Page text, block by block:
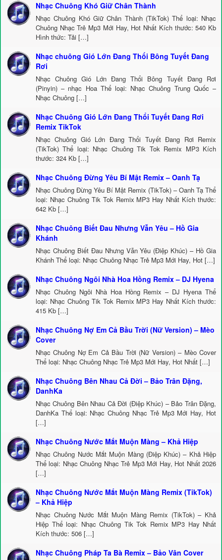
Nhạc Chuông Khó Giữ Chân Thành
Nhạc Chuông Khó Giữ Chân Thành (TikTok) Thể loại: Nhạc
Chuông Nhạc Trẻ Mp3 Mới Hay, Hot Nhất Kích thước: 540 Kb
Hình thức: Tải […]
Nhạc chuông Gió Lớn Đang Thổi Bông Tuyết Đang
Rơi
Nhạc Chuông Gió Lớn Đang Thổi Bông Tuyết Đang Rơi
(Pinyin) – nhạc Hoa Thể loại: Nhạc Chuông Trung Quốc –
Nhạc Chuông […]
Nhạc Chuông Gió Lớn Đang Thổi Tuyết Đang Rơi
Remix TikTok
Nhạc Chuông Gió Lớn Đang Thổi Tuyết Đang Rơi Remix
(TikTok) Thể loại: Nhạc Chuông Tik Tok Remix MP3 Kích
thước: 324 Kb […]
Nhạc Chuông Đừng Yêu Bí Mật Remix – Oanh Tạ
Nhạc Chuông Đừng Yêu Bí Mật Remix (TikTok) – Oanh Tạ Thể
loại: Nhạc Chuông Tik Tok Remix MP3 Hay Nhất Kích thước:
642 Kb […]
Nhạc Chuông Biết Đau Nhưng Vẫn Yêu – Hồ Gia
Khánh
Nhạc Chuông Biết Đau Nhưng Vẫn Yêu (Điệp Khúc) – Hồ Gia
Khánh Thể loại: Nhạc Chuông Nhạc Trẻ Mp3 Mới Hay, Hot […]
Nhạc Chuông Ngôi Nhà Hoa Hồng Remix – DJ Hyena
Nhạc Chuông Ngôi Nhà Hoa Hồng Remix – DJ Hyena Thể
loại: Nhạc Chuông Tik Tok Remix MP3 Hay Nhất Kích thước:
415 Kb […]
Nhạc Chuông Nợ Em Cả Bầu Trời (Nữ Version) – Mèo
Cover
Nhạc Chuông Nợ Em Cả Bầu Trời (Nữ Version) – Mèo Cover
Thể loại: Nhạc Chuông Nhạc Trẻ Mp3 Mới Hay, Hot Nhất […]
Nhạc Chuông Bên Nhau Cả Đời – Bảo Trân Đặng,
DanhKa
Nhạc Chuông Bên Nhau Cả Đời (Điệp Khúc) – Bảo Trân Đặng,
DanhKa Thể loại: Nhạc Chuông Nhạc Trẻ Mp3 Mới Hay, Hot
[…]
Nhạc Chuông Nước Mắt Muộn Màng – Khả Hiệp
Nhạc Chuông Nước Mắt Muộn Màng (Điệp Khúc) – Khả Hiệp
Thể loại: Nhạc Chuông Nhạc Trẻ Mp3 Mới Hay, Hot Nhất 2026
[…]
Nhạc Chuông Nước Mắt Muộn Màng Remix (TikTok)
– Khả Hiệp
Nhạc Chuông Nước Mắt Muộn Màng Remix (TikTok) – Khả
Hiệp Thể loại: Nhạc Chuông Tik Tok Remix MP3 Hay Nhất
Kích thước: 506 […]
Nhạc Chuông Pháp Ta Bà Remix – Bảo Vân Cover